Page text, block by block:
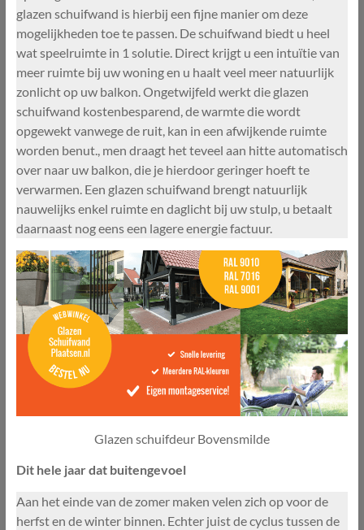
glazen schuifwand is hierbij een fijne manier om deze
mogelijkheden toe te passen. De schuifwand biedt u heel
wat speelruimte in 1 solutie. Direct krijgt u een intuïtie van
meer ruimte bij uw woning en u haalt veel meer natuurlijk
zonlicht op uw balkon. Ongetwijfeld werkt die glazen
schuifwand kostenbesparend, de warmte die wordt
opgewekt vanwege de ruit, kan in een afwijkende ruimte
worden benut., men draagt het teveel aan hitte automatisch
over naar uw balkon, die je hierdoor geringer hoeft te
verwarmen. Een glazen schuifwand brengt natuurlijk
nauwelijks enkel ruimte en daglicht bij uw stulp, u betaalt
daarnaast nog eens een lagere energie factuur.
Glazen schuifdeur Bovensmilde
Dit hele jaar dat buitengevoel
Aan het einde van de zomer maken velen zich op voor de
herfst en de winter binnen. Echter juist de cyclus tussen de